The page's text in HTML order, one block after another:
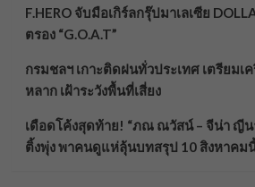
F.HERO จับมือเกิร์ลกรุ๊ปมาเลเซีย
ตรอง “G.O.A.T”
กรมชลฯ เกาะติดฝนทั่วประเทศ เตรียมเ
หลาก เฝ้าระวังพื้นที่เสี่ยง
เดือดโค้งสุดท้าย! “ภณ ณวัสน์ – จีน่า ญีนา
ติ้งพุ่ง พาคนดูแห่ลุ้นบทสรุป 10 สิงหาคม